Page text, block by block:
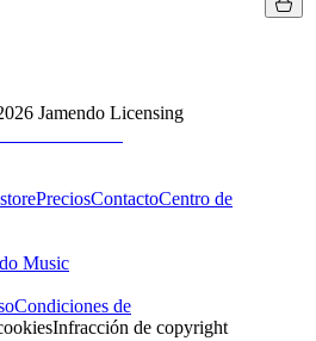
Jamendo Licensing
PreciosContactoCentro de
Music
Condiciones de
Infracción de copyright